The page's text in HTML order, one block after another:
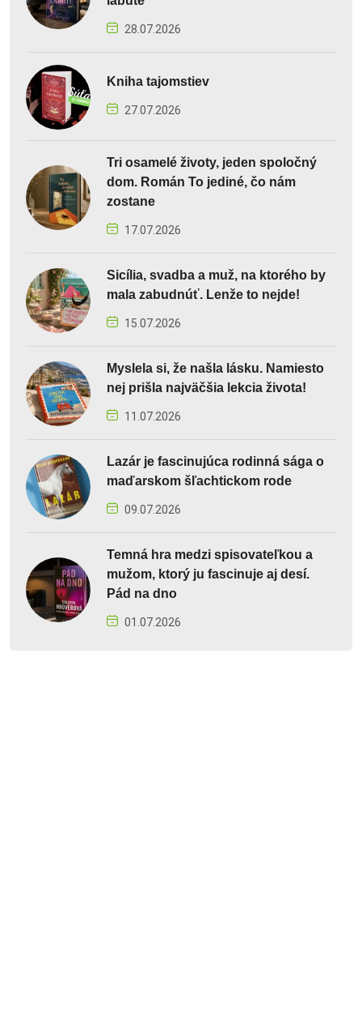
28.07.2026
Kniha tajomstiev
27.07.2026
Tri osamelé životy, jeden spoločný
dom. Román To jediné, čo nám
zostane
17.07.2026
Sicília, svadba a muž, na ktorého by
mala zabudnúť. Lenže to nejde!
15.07.2026
Myslela si, že našla lásku. Namiesto
nej prišla najväčšia lekcia života!
11.07.2026
Lazár je fascinujúca rodinná sága o
maďarskom šľachtickom rode
09.07.2026
Temná hra medzi spisovateľkou a
mužom, ktorý ju fascinuje aj desí.
Pád na dno
01.07.2026